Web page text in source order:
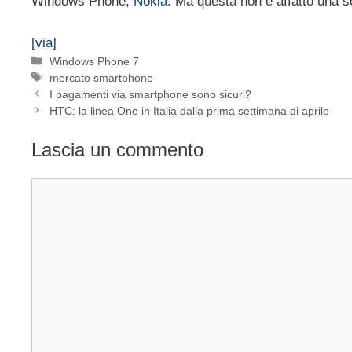
[via]
Categorie
Windows Phone 7
Tag
mercato smartphone
I pagamenti via smartphone sono sicuri?
HTC: la linea One in Italia dalla prima settimana di aprile
Lascia un commento